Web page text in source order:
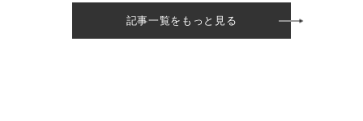
記事一覧をもっと見る